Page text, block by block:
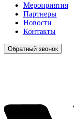
Мероприятия
Партнеры
Новости
Контакты
Обратный звонок